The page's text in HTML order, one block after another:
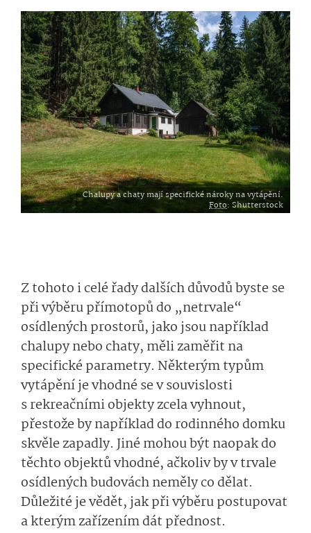
Chalupy a chaty mají specifické nároky na vytápění.
Foto: Shutterstock
Z tohoto i celé řady dalších důvodů byste se
při výběru přímotopů do „netrvale“
osídlených prostorů, jako jsou například
chalupy nebo chaty, měli zaměřit na
specifické parametry. Některým typům
vytápění je vhodné se v souvislosti
s rekreačními objekty zcela vyhnout,
přestože by například do rodinného domku
skvěle zapadly. Jiné mohou být naopak do
těchto objektů vhodné, ačkoliv by v trvale
osídlených budovách neměly co dělat.
Důležité je vědět, jak při výběru postupovat
a kterým zařízením dát přednost.